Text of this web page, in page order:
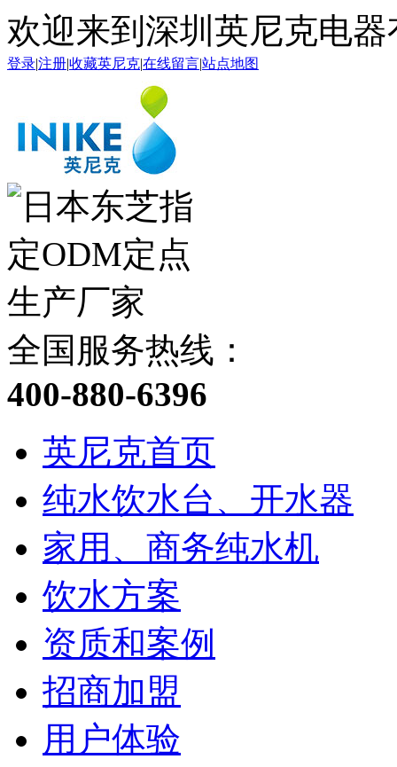
欢迎来到深圳英尼克电
登录|注册|收藏英尼克|在线留言|站点地图
全国服务热线：
400-880-6396
英尼克首页
纯水饮水台、开水器
家用、商务纯水机
饮水方案
资质和案例
招商加盟
用户体验